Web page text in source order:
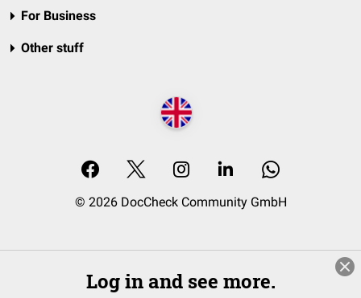
For Business
Other stuff
© 2026 DocCheck Community GmbH
Log in and see more.